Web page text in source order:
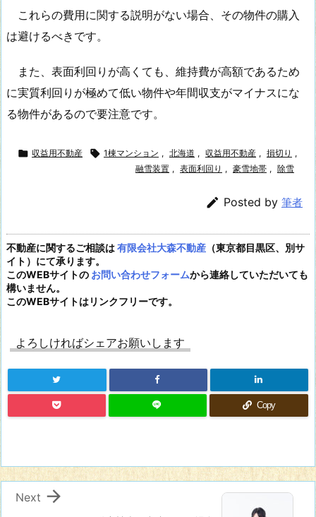
これらの費用に関する説明がない場合、その物件の購入
は避けるべきです。
また、表面利回りが高くても、維持費が高額であるため
に実質利回りが極めて低い物件や年間収支がマイナスにな
る物件があるので要注意です。
 収益用不動産  1棟マンション , 北海道 , 収益用不動産 , 損切り ,
融雪装置 , 表面利回り , 豪雪地帯 , 除雪
 Posted by 筆者
不動産に関するご相談は有限会社大森不動産 （東京都目黒区、別サ
イト）にて承ります。
このWEBサイトの お問い合わせフォームから連絡していただいても
構いません。
このWEBサイトはリンクフリーです。
よろしければシェアお願いします
Copy

Next